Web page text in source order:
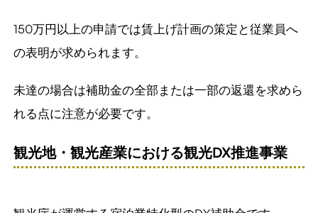
150万円以上の申請では賃上げ計画の策定と従業員へ
の表明が求められます。
未達の場合は補助金の全部または一部の返還を求めら
れる点に注意が必要です。
観光地・観光産業における観光DX推進事業